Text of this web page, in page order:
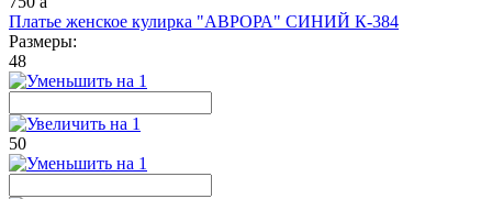
Платье женское кулирка "АВРОРА" СИНИЙ К-384
Размеры:
48
50